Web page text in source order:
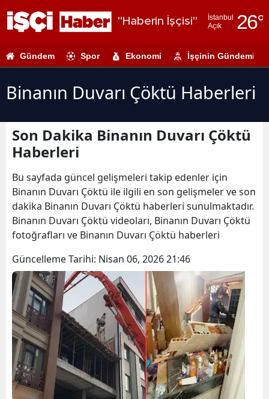
"Haberin İşçisi"
İstanbul
Açık
26°
Adıyaman
Amasya
Antalya
Artvin
Bilecik
Bingöl
Bitlis
Bolu
Burdur
Gündem Spor Ekonomi İşçinin Gündemi
Binanın Duvarı Çöktü Haberleri
Son Dakika Binanın Duvarı Çöktü
Haberleri
Bu sayfada güncel gelişmeleri takip edenler için
Binanın Duvarı Çöktü ile ilgili en son gelişmeler ve son
dakika Binanın Duvarı Çöktü haberleri sunulmaktadır.
Binanın Duvarı Çöktü videoları, Binanın Duvarı Çöktü
fotoğrafları ve Binanın Duvarı Çöktü haberleri
Güncelleme Tarihi: Nisan 06, 2026 21:46